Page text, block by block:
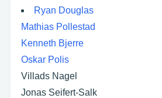
Ryan Douglas
Mathias Pollestad
Kenneth Bjerre
Oskar Polis
Villads Nagel
Jonas Seifert-Salk